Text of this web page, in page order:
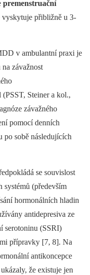
premenstruační
vyskytuje přibližně u 3-
v ambulantní praxi je
závažnost
Steiner a kol.,
závažného
pomocí denních
po sobě následujících
se souvislost
systémů (především
hormonálních hladin
antidepresiva ze
serotoninu (SSRI)
přípravky [7, 8]. Na
antikoncepce
že existuje jen